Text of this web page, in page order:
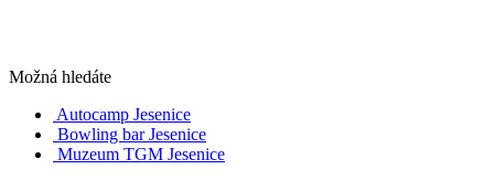
Možná hledáte
Autocamp Jesenice
Bowling bar Jesenice
Muzeum TGM Jesenice